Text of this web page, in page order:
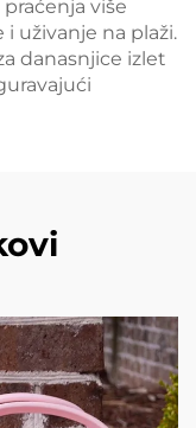
više
uživanje na plaži.
danasnjice izlet